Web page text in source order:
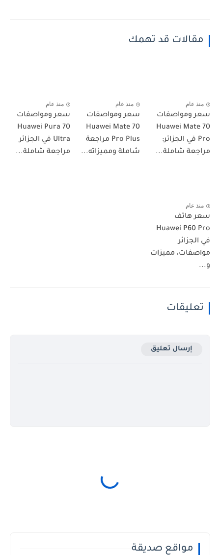
مقالات قد تهمك
منذ عام
سعر ومواصفات
Huawei Mate 70
Pro في الجزائر:
مراجعة شاملة...
منذ عام
سعر ومواصفات
Huawei Mate 70
Pro Plus مراجعة
شاملة ومميزاته...
منذ عام
سعر ومواصفات
Huawei Pura 70
Ultra في الجزائر
مراجعة شاملة...
منذ عام
سعر هاتف
Huawei P60 Pro
في الجزائر
مواصفات، مميزات
و...
تعليقات
إرسال تعليق
مواقع صديقة